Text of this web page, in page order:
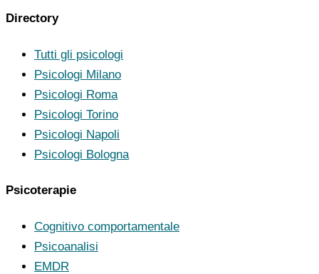
Directory
Tutti gli psicologi
Psicologi Milano
Psicologi Roma
Psicologi Torino
Psicologi Napoli
Psicologi Bologna
Psicoterapie
Cognitivo comportamentale
Psicoanalisi
EMDR